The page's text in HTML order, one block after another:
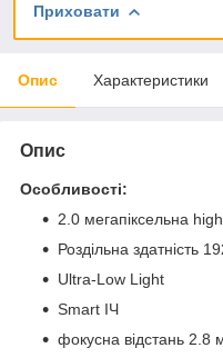
Приховати
Опис Характеристики
Опис
Особливості:
2.0 мегапіксельна
Роздільна здатність
Ultra-Low Light
Smart ІЧ
фокусна відстань 2.8